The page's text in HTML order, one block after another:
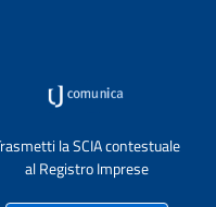
la SCIA contestuale
al Registro Imprese